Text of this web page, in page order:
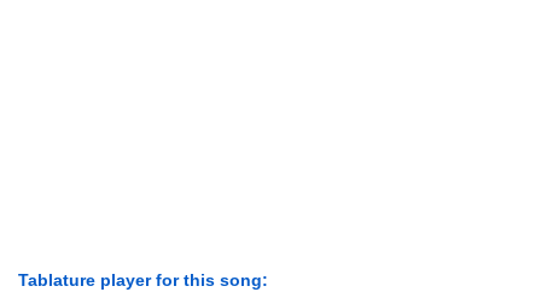
Tablature player for this song: